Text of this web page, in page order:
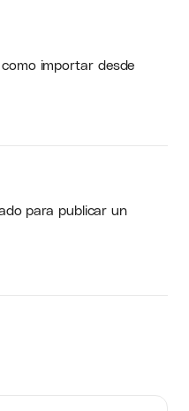
importar desde
para publicar un